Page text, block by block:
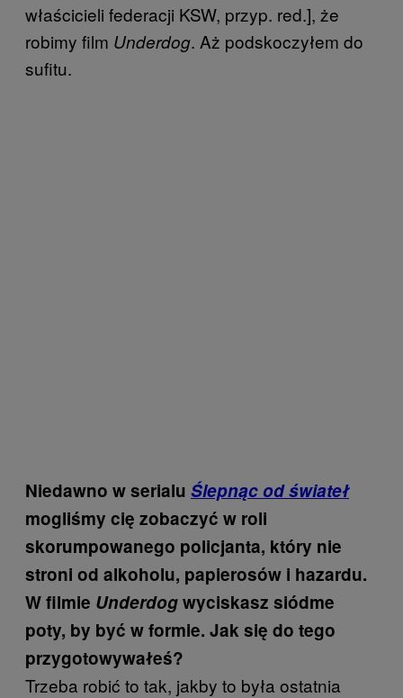
właścicieli federacji KSW, przyp. red.], że
robimy film Underdog. Aż podskoczyłem do
sufitu.
Niedawno w serialu Ślepnąc od świateł
mogliśmy cię zobaczyć w roli
skorumpowanego policjanta, który nie
stroni od alkoholu, papierosów i hazardu.
W filmie Underdogwyciskasz siódme
poty, by być w formie. Jak się do tego
przygotowywałeś?
Trzeba robić to tak, jakby to była ostatnia